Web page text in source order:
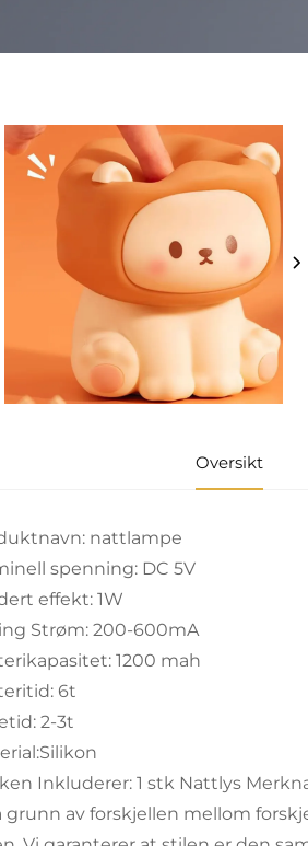
Oversikt
nattlampe
spenning: DC 5V
effekt: 1W
Strøm: 200-600mA
1200 mah
6t
2-3t
Inkluderer: 1 stk Nattlys
grunn av forskjellen mellom